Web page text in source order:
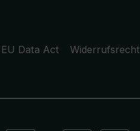
EU Data Act
Widerrufsrecht